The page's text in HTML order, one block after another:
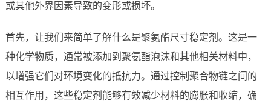
或其他外界因素导致的变形或损坏。
首先，让我们来简单了解什么是聚氨酯尺寸稳定剂。这是一
种化学物质，通常被添加到聚氨酯泡沫和其他相关材料中，
以增强它们对环境变化的抵抗力。通过控制聚合物链之间的
相互作用，这些稳定剂能够有效减少材料的膨胀和收缩，确